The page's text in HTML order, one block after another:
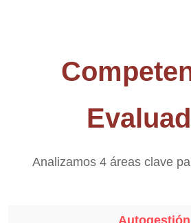
Analizamos 4 áreas clave